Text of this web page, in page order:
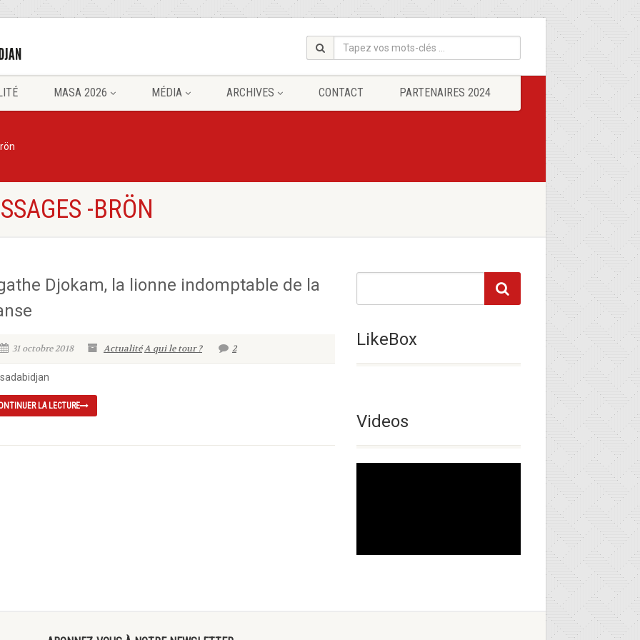
MASA 2026 MÉDIA ARCHIVES CONTACT PARTENAIRES 2024
-BRÖN
Djokam, la lionne indomptable de la
31 octobre 2018 ActualitéA qui le tour ? 2
LA LECTURE
LikeBox
Videos